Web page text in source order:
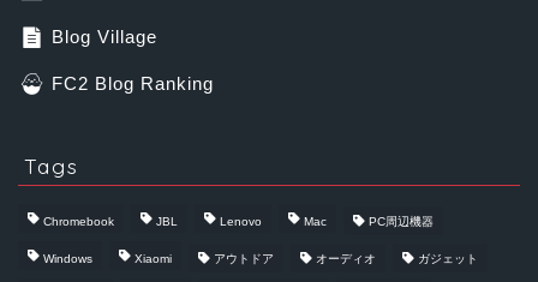
Blog Village
FC2 Blog Ranking
Tags
Chromebook JBL Lenovo Mac PC周辺機器
Windows Xiaomi アウトドア オーディオ ガジェット